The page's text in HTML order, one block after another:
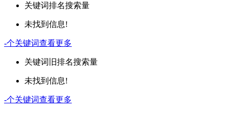
关键词排名搜索量
未找到信息!
-个关键词查看更多
关键词 旧排名搜索量
未找到信息!
-个关键词查看更多